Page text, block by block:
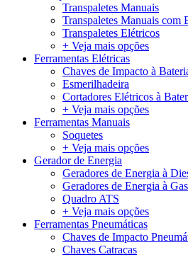
Transpaletes Manuais
Transpaletes Manuais com
Transpaletes Elétricos
+ Veja mais opções
Ferramentas Elétricas
Chaves de Impacto à
Esmerilhadeira
Cortadores Elétricos à
+ Veja mais opções
Ferramentas Manuais
Soquetes
+ Veja mais opções
Gerador de Energia
Geradores de Energia à
Geradores de Energia à
Quadro ATS
+ Veja mais opções
Ferramentas Pneumáticas
Chaves de Impacto
Chaves Catracas